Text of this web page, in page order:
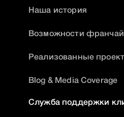
Наша история
Возможности
Реализованные
Blog & Media Coverage
Служба поддержки